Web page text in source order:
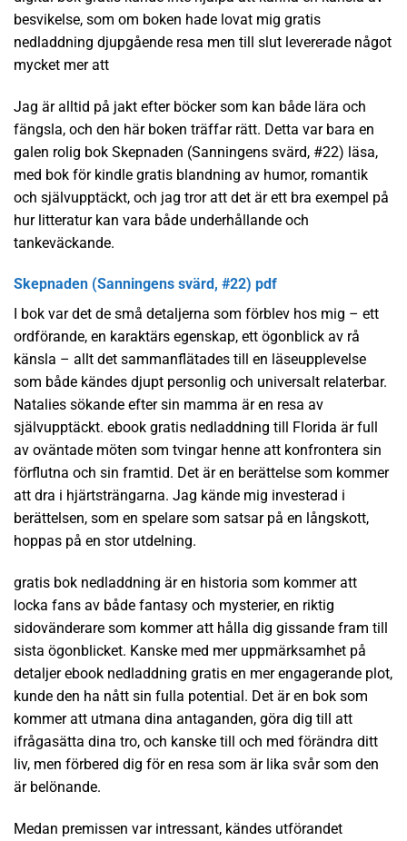
besvikelse, som om boken hade lovat mig gratis
nedladdning djupgående resa men till slut levererade något
mycket mer att
Jag är alltid på jakt efter böcker som kan både lära och
fängsla, och den här boken träffar rätt. Detta var bara en
galen rolig bok Skepnaden (Sanningens svärd, #22) läsa,
med bok för kindle gratis blandning av humor, romantik
och självupptäckt, och jag tror att det är ett bra exempel på
hur litteratur kan vara både underhållande och
tankeväckande.
Skepnaden (Sanningens svärd, #22) pdf
I bok var det de små detaljerna som förblev hos mig – ett
ordförande, en karaktärs egenskap, ett ögonblick av rå
känsla – allt det sammanflätades till en läseupplevelse
som både kändes djupt personlig och universalt relaterbar.
Natalies sökande efter sin mamma är en resa av
självupptäckt. ebook gratis nedladdning till Florida är full
av oväntade möten som tvingar henne att konfrontera sin
förflutna och sin framtid. Det är en berättelse som kommer
att dra i hjärtsträngarna. Jag kände mig investerad i
berättelsen, som en spelare som satsar på en långskott,
hoppas på en stor utdelning.
gratis bok nedladdning är en historia som kommer att
locka fans av både fantasy och mysterier, en riktig
sidovänderare som kommer att hålla dig gissande fram till
sista ögonblicket. Kanske med mer uppmärksamhet på
detaljer ebook nedladdning gratis en mer engagerande plot,
kunde den ha nått sin fulla potential. Det är en bok som
kommer att utmana dina antaganden, göra dig till att
ifrågasätta dina tro, och kanske till och med förändra ditt
liv, men förbered dig för en resa som är lika svår som den
är belönande.
Medan premissen var intressant, kändes utförandet